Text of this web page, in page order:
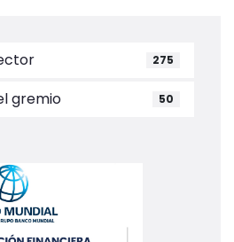
275
gremio 50